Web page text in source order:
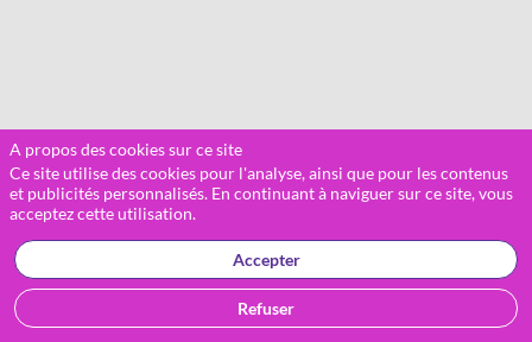
A propos des cookies sur ce site
Ce site utilise des cookies pour l'analyse, ainsi que pour les contenus
et publicités personnalisés. En continuant à naviguer sur ce site, vous
acceptez cette utilisation.
Accepter
Refuser